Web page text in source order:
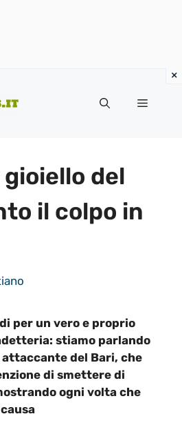
Menu
del
il colpo in
per un vero e proprio
stiamo parlando
attaccante del Bari, che
di smettere di
ogni volta che